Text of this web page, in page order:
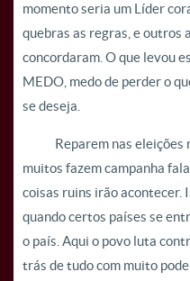
momento seria um Líder
quebras as regras, e outros
concordaram. O que levou
MEDO, medo de perder o
se deseja.
Reparem nas eleições
muitos fazem campanha
coisas ruins irão acontecer.
quando certos países se
o país. Aqui o povo luta
trás de tudo com muito